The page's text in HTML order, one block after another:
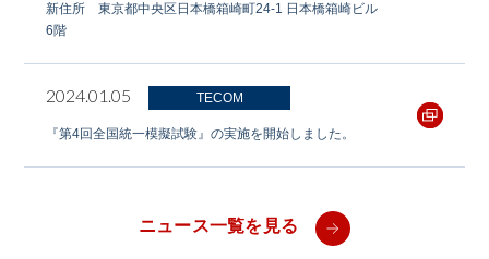
新住所 東京都中央区日本橋箱崎町24-1 日本橋箱崎ビル
6階
2024.01.05 TECOM
『第4回全国統一模擬試験』の実施を開始しました。
ニュース一覧を見る